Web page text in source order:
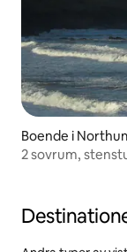
Boende i
2 sovrum,